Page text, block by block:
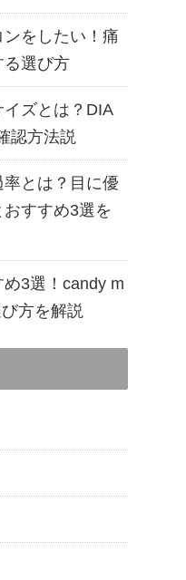
ンをしたい！痛
る選び方
ズとは？DIA
認方法説
とは？目に優
すすめ3選を
3選！candy m
方を解説
を見る
を見る
を見る
を見る
を見る
を見る
を見る